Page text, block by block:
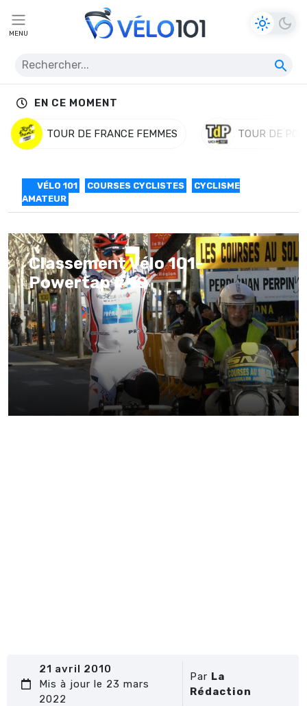
MENU
EN CE MOMENT
TOUR DE FRANCE FEMMES TOUR DE
VÉLO 101 COURSES CYCLISTES
CYCLISME
AMATEUR
Classement Vélo 101-
Powertap # 10
21 avril 2010
Mis à jour le 23 mars
2022
Par La
Rédaction